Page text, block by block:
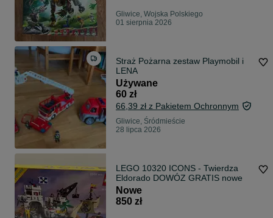
Gliwice, Wojska Polskiego
01 sierpnia 2026
Straż Pożarna zestaw Playmobil i
LENA
Używane
60 zł
66,39 zł z Pakietem Ochronnym
Gliwice, Śródmieście
28 lipca 2026
LEGO 10320 ICONS - Twierdza
Eldorado DOWÓZ GRATIS nowe
Nowe
850 zł